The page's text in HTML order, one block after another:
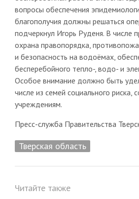
вопросы обеспечения
благополучия должны решаться
подчеркнул Игорь Руденя. В числе
охрана правопорядка,
и безопасность на водоёмах,
бесперебойного тепло-, водо- и
Особое внимание должно быть
числе из семей социального риска,
учреждениям.
Пресс-служба Правительства
Тверская область
Читайте также